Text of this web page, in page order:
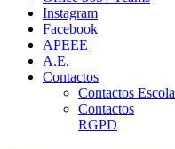
Instagram
Facebook
APEEE
A.E.
Contactos
Contactos Escola
Contactos
RGPD